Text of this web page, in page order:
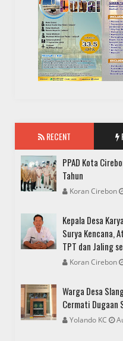
RECENT
PPAD Kota
Tahun
Koran Cirebon
Kepala Desa
Surya Kencana,
TPT dan Jaling
Koran Cirebon
Warga Desa
Cermati Dugaan
Yolando KC